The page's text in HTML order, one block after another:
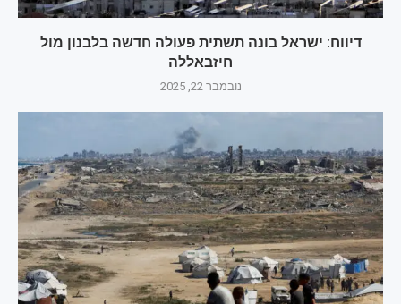
דיווח: ישראל בונה תשתית פעולה חדשה בלבנון מול
חיזבאללה
נובמבר 22, 2025